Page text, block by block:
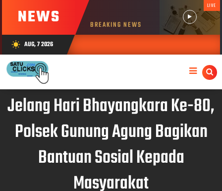
NEWS BREAKING NEWS
LIVE
wb_sunny AUG, 7 2026
Jelang Hari Bhayangkara Ke-80,
Polsek Gunung Agung Bagikan
Bantuan Sosial Kepada
Masyarakat